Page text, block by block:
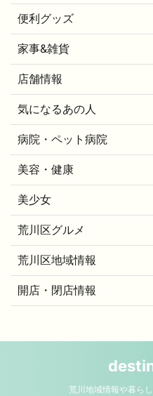
便利グッズ
家事&雑貨
店舗情報
気になるあの人
病院・ペット病院
美容・健康
美少女
荒川区グルメ
荒川区地域情報
開店・閉店情報
荒川地域情報や暮ら